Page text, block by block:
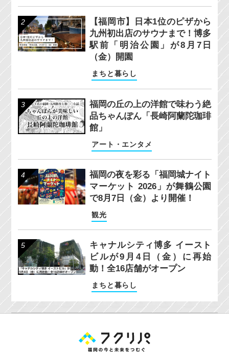
【福岡市】日本1位のピザから
九州初出店のサウナまで！博多
駅前「明治公園」が8月7日
（金）開園
まちと暮らし
福岡の丘の上の洋館で味わう絶
品ちゃんぽん「長崎阿蘭陀珈琲
館」
アート・エンタメ
福岡の夜を彩る「福岡城ナイト
マーケット 2026」が舞鶴公園
で8月7日（金）より開催！
観光
キャナルシティ博多 イースト
ビルが9月4日（金）に再始
動！全16店舗がオープン
まちと暮らし